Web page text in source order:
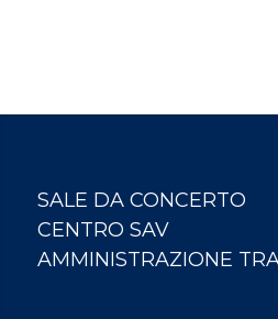
SALE DA CONCERTO
CENTRO SAV
AMMINISTRAZIONE